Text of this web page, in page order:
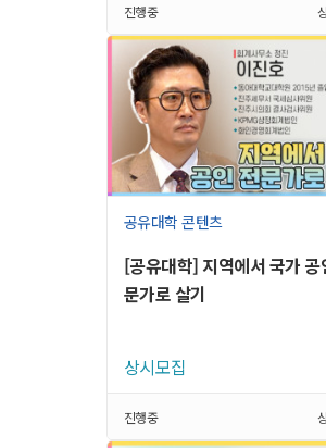
진행중
공유대학 콘텐츠
[공유대학] 지역에서 국가 공
문가로 살기
상시모집
진행중